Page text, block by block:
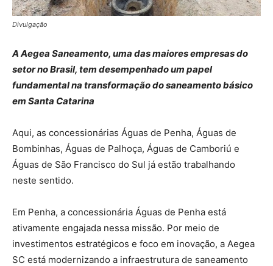
Divulgação
A Aegea Saneamento, uma das maiores empresas do
setor no Brasil, tem desempenhado um papel
fundamental na transformação do saneamento básico
em Santa Catarina
Aqui, as concessionárias Águas de Penha, Águas de
Bombinhas, Águas de Palhoça, Águas de Camboriú e
Águas de São Francisco do Sul já estão trabalhando
neste sentido.
Em Penha, a concessionária Águas de Penha está
ativamente engajada nessa missão. Por meio de
investimentos estratégicos e foco em inovação, a Aegea
SC está modernizando a infraestrutura de saneamento